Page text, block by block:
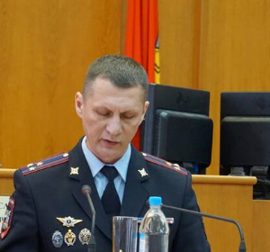
Комитеты График
Авторизоваться Обычная